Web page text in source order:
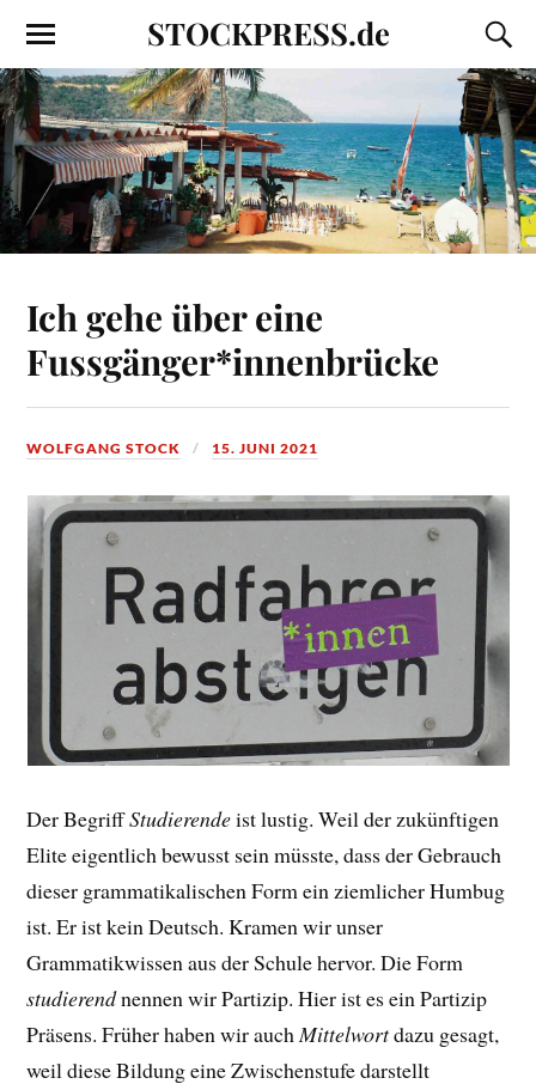
STOCKPRESS.de
Ich gehe über eine
Fussgänger*innenbrücke
WOLFGANG STOCK 15. JUNI 2021
Der BegriffStudierendeist lustig. Weil der zukünftigen
Elite eigentlich bewusst sein müsste, dass der Gebrauch
dieser grammatikalischen Form ein ziemlicher Humbug
ist. Er ist kein Deutsch. Kramen wir unser
Grammatikwissen aus der Schule hervor. Die Form
studierendnennen wir Partizip. Hier ist es ein Partizip
Präsens. Früher haben wir auchMittelwortdazu gesagt,
weil diese Bildung eine Zwischenstufe darstellt